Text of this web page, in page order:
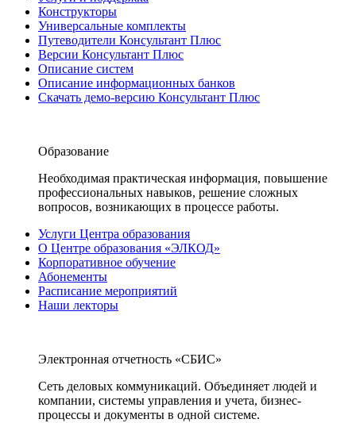
Конструкторы
Универсальные комплекты
Путеводители Консультант Плюс
Версии Консультант Плюс
Описание систем
Описание информационных банков
Скачать демо-версию Консультант Плюс
Образование
Необходимая практическая информация, повышение
профессиональных навыков, решение сложных
вопросов, возникающих в процессе работы.
Услуги Центра образования
О Центре образования «ЭЛКОД»
Корпоративное обучение
Абонементы
Расписание мероприятий
Наши лекторы
Электронная отчетность «СБИС»
Сеть деловых коммуникаций. Объединяет людей и
компании, системы управления и учета, бизнес-
процессы и документы в одной системе.